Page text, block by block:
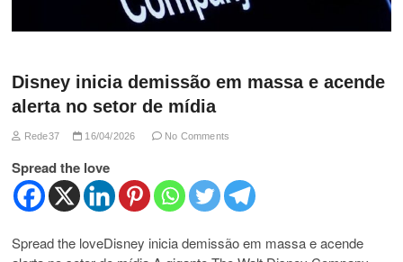
Disney inicia demissão em massa e acende
alerta no setor de mídia
Rede37 16/04/2026 No Comments
Spread the love
Spread the loveDisney inicia demissão em massa e acende